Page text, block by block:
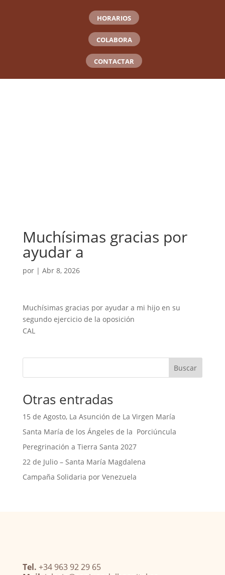
HORARIOS
COLABORA
CONTACTAR
Muchísimas gracias por
ayudar a
por | Abr 8, 2026
Muchísimas gracias por ayudar a mi hijo en su
segundo ejercicio de la oposición
CAL
Buscar
Otras entradas
15 de Agosto, La Asunción de La Virgen María
Santa María de los Ángeles de la Porciúncula
Peregrinación a Tierra Santa 2027
22 de Julio – Santa María Magdalena
Campaña Solidaria por Venezuela
Tel. +34 963 92 29 65